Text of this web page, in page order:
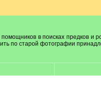
в поисках предков и
по старой фотографии